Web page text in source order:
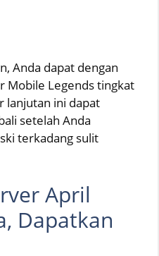
Anda dapat dengan
Mobile Legends tingkat
lanjutan ini dapat
setelah Anda
terkadang sulit
April
Dapatkan